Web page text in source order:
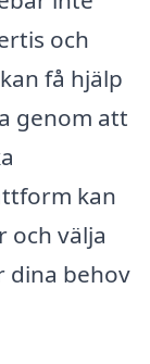
och
få hjälp
genom att
kan
och välja
dina behov